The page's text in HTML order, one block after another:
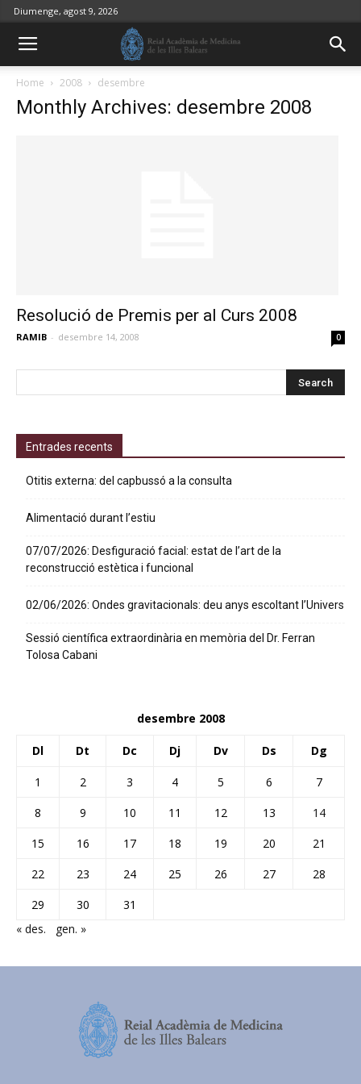
Diumenge, agost 9, 2026
Home 2008 desembre
Monthly Archives: desembre 2008
Resolució de Premis per al Curs 2008
RAMIB - desembre 14, 2008 0
Entrades recents
Otitis externa: del capbussó a la consulta
Alimentació durant l’estiu
07/07/2026: Desfiguració facial: estat de l’art de la
reconstrucció estètica i funcional
02/06/2026: Ondes gravitacionals: deu anys escoltant l’Univers
Sessió científica extraordinària en memòria del Dr. Ferran
Tolosa Cabani
desembre 2008
Dl Dt Dc Dj Dv Ds Dg
1 2 3 4 5 6
7
8
9 10 11 12 13
14
15
16 17 18 19 20
21
22
23 24 25 26 27
28
29
30
31
« des.
gen. »